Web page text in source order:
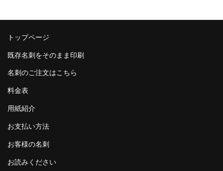
トップページ
既存名刺をそのまま印刷
名刺のご注文はこちら
料金表
用紙紹介
お支払い方法
お客様の名刺
お読みください